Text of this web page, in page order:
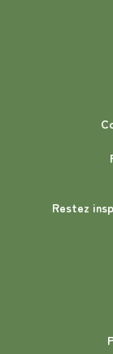
Restez